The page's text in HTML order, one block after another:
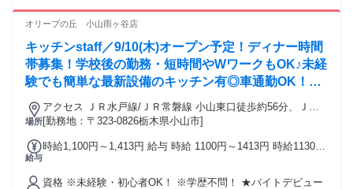
オリーブの丘 小山雨ヶ谷店
キッチンstaff／9/10(木)オープン予定！ディナー時間
帯募集！学校後の勤務・短時間やWワークもOK♪未経
験でも簡単な最新設備のキッチン有◎車通勤OK！土
日祝歓迎！
場所
アクセス ＪＲ水戸線/ＪＲ常磐線 小山東口徒歩約56分、ＪＲ
水戸線 小田林徒歩約68分、ＪＲ宇都宮線〔東北本線〕・ＪＲ
「小田林駅」より車10分
[勤務地：〒323-0826栃木県小山市]
給与
時給1,100円～1,413円 給与 時給 1100円～1413円 時給1130円
100円UP 交通費：交通費支給
資格 ※未経験・初心者OK！ ※学歴不問！ ★バイトデビュー